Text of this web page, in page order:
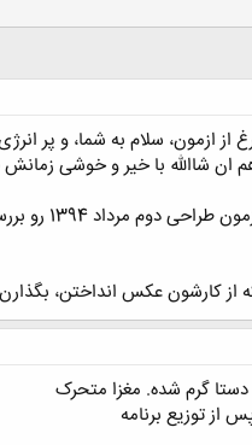
از ازمون، سلام به شما، و پر
ان شاالله با خیر و خوشی
1394 رو بررسی خواهیم کرد. با تشکر (گل)
از کارشون عکس انداختن،
دستا گرم شده. مغزا متحرک
توزیع برنامه